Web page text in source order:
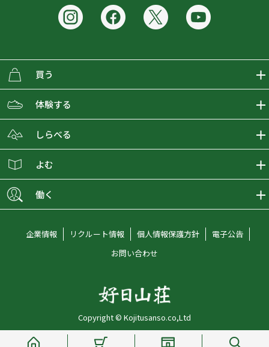
買う
ECMALLの商品をさがす
取り扱いブランド一覧
ショップブログ
会員募集
体験する
おとな女子登山部
グラビティリサーチ
しらべる
登山レポート
オンラインコンシェルジュ
よむ
好日山荘マガジン
働く
アルバイト採用情報
社員メッセージ
企業情報 リクルート情報 個人情報保護方針
電子公告
お問い合わせ
Copyright © Kojitusanso.co,Ltd